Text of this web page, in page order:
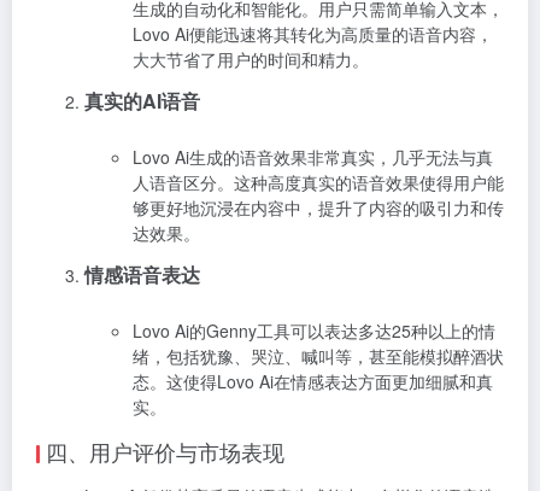
生成的自动化和智能化。用户只需简单输入文本，
Lovo Ai便能迅速将其转化为高质量的语音内容，
大大节省了用户的时间和精力。
真实的AI语音
Lovo Ai生成的语音效果非常真实，几乎无法与真
人语音区分。这种高度真实的语音效果使得用户能
够更好地沉浸在内容中，提升了内容的吸引力和传
达效果。
情感语音表达
Lovo Ai的Genny工具可以表达多达25种以上的情
绪，包括犹豫、哭泣、喊叫等，甚至能模拟醉酒状
态。这使得Lovo Ai在情感表达方面更加细腻和真
实。
四、用户评价与市场表现